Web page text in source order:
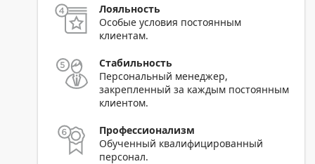
Лояльность
Особые условия постоянным
клиентам.
Стабильность
Персональный менеджер,
закрепленный за каждым постоянным
клиентом.
Профессионализм
Обученный квалифицированный
персонал.